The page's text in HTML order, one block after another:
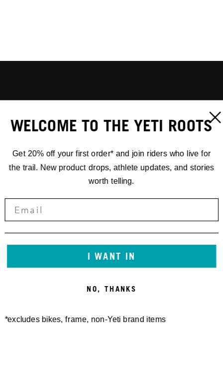
WELCOME TO THE YETI ROOTS
Get 20% off your first order* and join riders who live for
the trail. New product drops, athlete updates, and stories
worth telling.
I WANT IN
NO, THANKS
*excludes bikes, frame, non-Yeti brand items